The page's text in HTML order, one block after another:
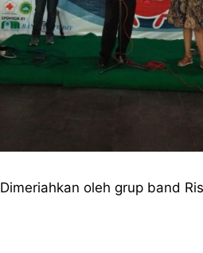
Dimeriahkan oleh grup band